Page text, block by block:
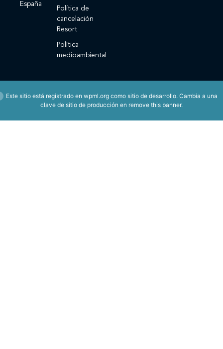
España
Política de
cancelación
Resort
Política
medioambiental
Este sitio está registrado en wpml.orgcomo sitio de desarrollo. Cambia a una
clave de sitio de producción en remove this banner.